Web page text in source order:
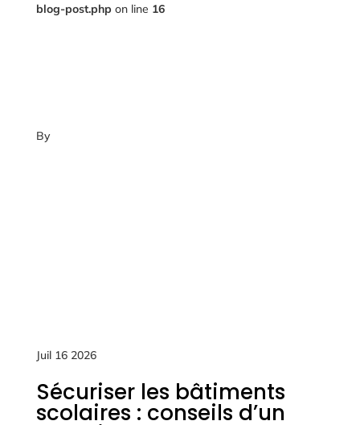
blog-post.php on line 16
By
Juil 16 2026
Sécuriser les bâtiments
scolaires : conseils d’un